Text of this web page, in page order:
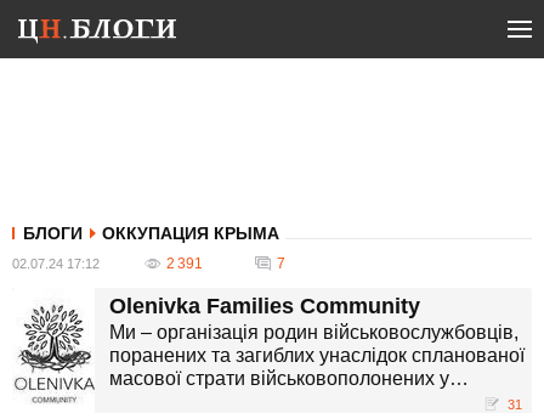
БЛОГИ ОККУПАЦИЯ КРЫМА
02.07.24 17:12 2 391 7
Olenivka Families Community
Ми – організація родин військовослужбовців,
поранених та загиблих унаслідок спланованої
масової страти військовополонених у
Волноваській колонії № 120 смт Оленівка,
31